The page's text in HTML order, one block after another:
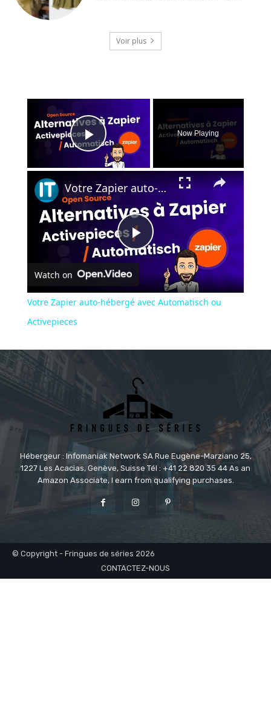
Voir plus
Play Video
Now Playing
×
Play
Video
Votre Zapier auto-hébergé avec Automatisch ou Activepieces
Watch on
Votre Zapier auto-hébergé avec Automatisch ou
Activepieces
Hébergeur : Infomaniak Network SA Rue Eugène-Marziano 25,
1227 Les Acacias, Genève, Suisse Tél : +41 22 820 35 44 As an
Amazon Associate, I earn from qualifying purchases.
© Copyright - Fringues de séries 2026
CONTACTEZ-NOUS